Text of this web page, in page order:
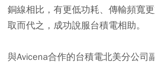
銅線相比，有更低功耗、傳輸頻寬
取而代之，成功說服台積電相助。
與Avicena合作的台積電北美分公司